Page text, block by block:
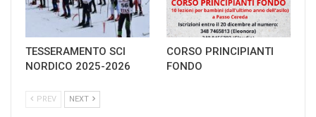
TESSERAMENTO SCI
NORDICO 2025-2026
CORSO PRINCIPIANTI
FONDO
PREV NEXT